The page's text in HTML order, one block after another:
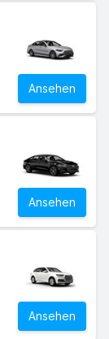
Ansehen
Ansehen
Ansehen